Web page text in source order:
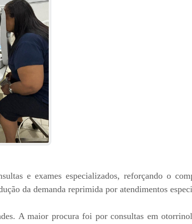
e exames especializados, reforçando o
da demanda reprimida por atendimentos
A maior procura foi por consultas em